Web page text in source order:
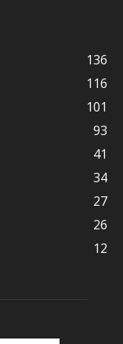
136
116
101
93
41
34
27
26
12